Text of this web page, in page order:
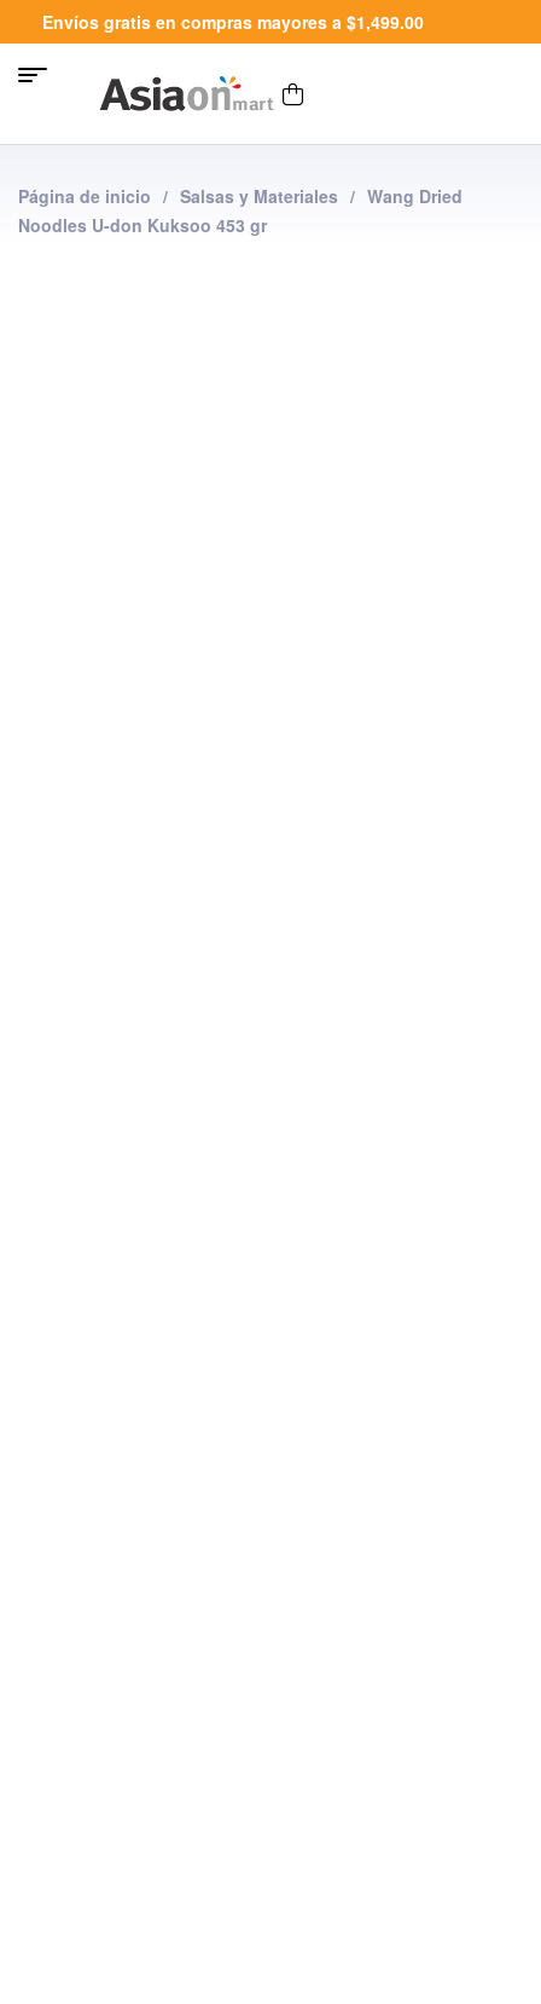
Envíos gratis en compras mayores a $1,499.00
Página de inicio / Salsas y Materiales / Wang Dried
Noodles U-don Kuksoo 453 gr